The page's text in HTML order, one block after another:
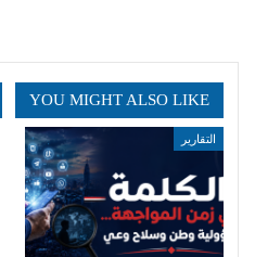
YOU MIGHT ALSO LIKE
التقارير